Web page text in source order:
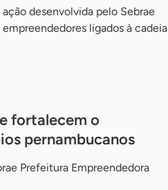
desenvolvida pelo Sebrae
ligados à cadeia
fortalecem o
pernambucanos
Prefeitura Empreendedora